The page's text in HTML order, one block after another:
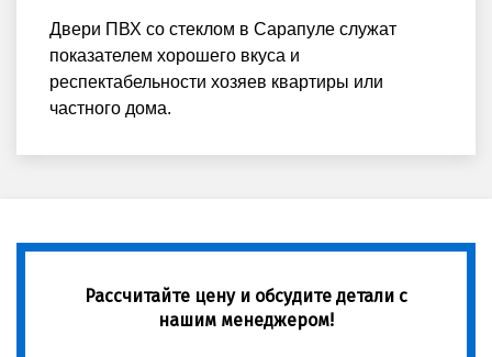
Двери ПВХ со стеклом в Сарапуле служат
показателем хорошего вкуса и
респектабельности хозяев квартиры или
частного дома.
Рассчитайте цену и обсудите детали с
нашим менеджером!